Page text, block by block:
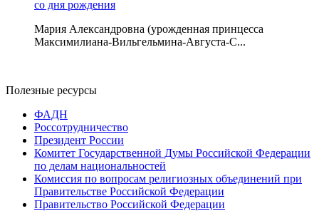
со дня рождения
Мария Александровна (урожденная принцесса
Максимилиана-Вильгельмина-Августа-С...
Полезные ресурсы
ФАДН
Россотрудничество
Президент России
Комитет Государственной Думы Российской Федерации
по делам национальностей
Комиссия по вопросам религиозных объединений при
Правительстве Российской Федерации
Правительство Российской Федерации